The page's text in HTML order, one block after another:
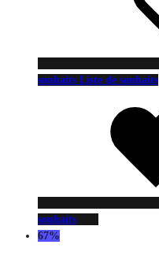
souhaits Liste de souhaits
souhaits
67%